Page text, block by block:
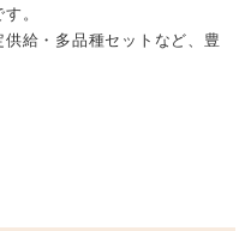
。
給・多品種セットなど、豊